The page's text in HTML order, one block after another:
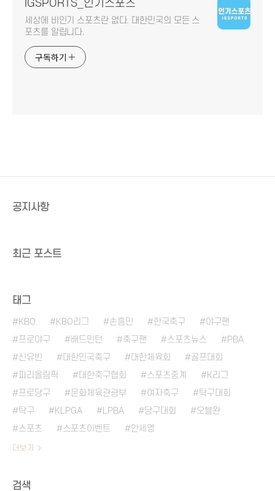
IGSPORTS_인기스포츠
세상에 비인기 스포츠란 없다. 대한민국의 모든 스
포츠를 알립니다.
구독하기
공지사항
최근 포스트
태그
KBO KBO리그 손흥민 한국축구
야구팬
프로야구
배드민턴 축구팬 스포츠뉴스
PBA
신유빈
대한민국축구 대한체육회
골프대회
파리올림픽
대한축구협회 스포츠중계
K리그
프로당구
문화체육관광부 여자축구
탁구대회
탁구
KLPGA LPBA 당구대회
오블완
스포츠
스포츠이벤트 안세영
더보기
검색